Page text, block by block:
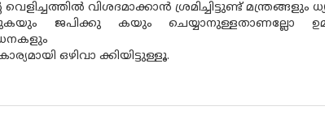
വിശദമാക്കാൻ ശ്രമിച്ചിട്ടുണ്ട് മന്ത്രങ്ങളും
ജപിക്കു കയും ചെയ്യാനുള്ളതാണല്ലോ ഉമാ
ഒഴിവാ ക്കിയിട്ടുള്ളൂ.